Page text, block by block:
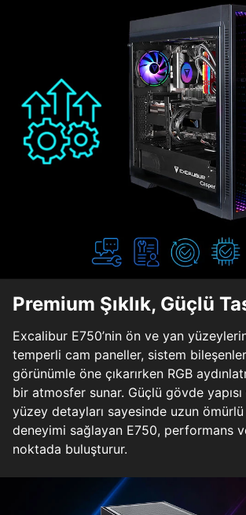
Premium Şıklık, Güçlü
Excalibur E750’nin ön ve yan
temperli cam paneller, sistem
görünümle öne çıkarırken RGB
bir atmosfer sunar. Güçlü gövde
yüzey detayları sayesinde uzun ömürlü
deneyimi sağlayan E750, performans
noktada buluşturur.